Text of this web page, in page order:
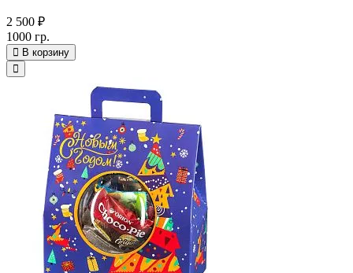
2 500 ₽
1000 гр.
В корзину